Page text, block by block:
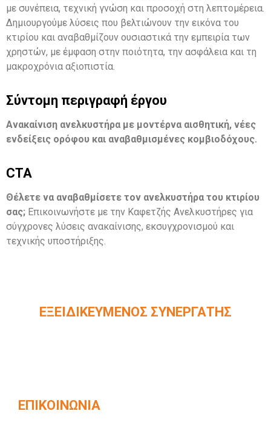
με συνέπεια, τεχνική γνώση και προσοχή στη λεπτομέρεια.
Δημιουργούμε λύσεις που βελτιώνουν την εικόνα του
κτιρίου και αναβαθμίζουν ουσιαστικά την εμπειρία των
χρηστών, με έμφαση στην ποιότητα, την ασφάλεια και τη
μακροχρόνια αξιοπιστία.
Σύντομη περιγραφή έργου
Ανακαίνιση ανελκυστήρα με μοντέρνα αισθητική, νέες
ενδείξεις ορόφου και αναβαθμισμένες κομβιοδόχους.
CTA
Θέλετε να αναβαθμίσετε τον ανελκυστήρα του κτιρίου
σας; Επικοινωνήστε με την Καφετζής Ανελκυστήρες για
σύγχρονες λύσεις ανακαίνισης, εκσυγχρονισμού και
τεχνικής υποστήριξης.
ΕΞΕΙΔΙΚΕΥΜΈΝΟΣ ΣΥΝΕΡΓΆΤΗΣ
ΕΠΙΚΟΙΝΩΝΊΑ